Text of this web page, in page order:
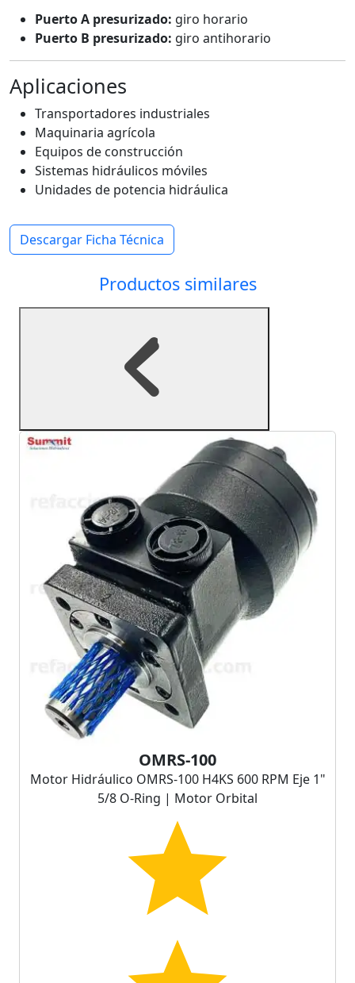
Puerto A presurizado: giro horario
Puerto B presurizado: giro antihorario
Aplicaciones
Transportadores industriales
Maquinaria agrícola
Equipos de construcción
Sistemas hidráulicos móviles
Unidades de potencia hidráulica
Descargar Ficha Técnica
Productos similares
OMRS-100
Motor Hidráulico OMRS-100 H4KS 600 RPM Eje 1"
5/8 O-Ring | Motor Orbital